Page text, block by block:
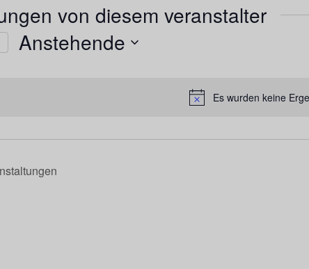
von diesem veranstalter
Es wurden keine
Anstehende